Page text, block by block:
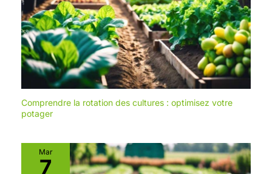
Comprendre la rotation des cultures : optimisez votre
potager
Mar
7